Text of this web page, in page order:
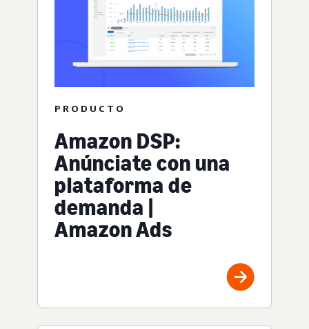
PRODUCTO
Amazon DSP:
Anúnciate con una
plataforma de
demanda |
Amazon Ads